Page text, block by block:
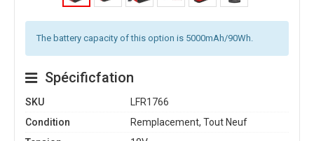
The battery capacity of this option is 5000mAh/90Wh.
Spécificfation
SKU
LFR1766
Condition
Remplacement, Tout Neuf